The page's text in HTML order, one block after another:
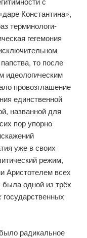
Константина»,
терминологи­
гегемония
то после
идеологическим
провозглашение
единственной
названной для
пор упорно
уже в своих
режим,
Аристотелем всех
одной из трёх
государственных
радикальное